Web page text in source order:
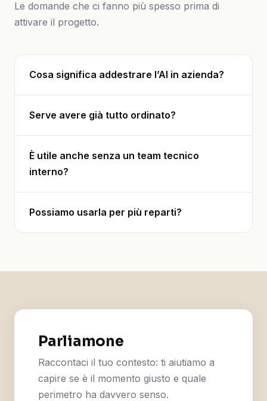
Le domande che ci fanno più spesso prima di
attivare il progetto.
Cosa significa addestrare l’AI in azienda?
Serve avere già tutto ordinato?
È utile anche senza un team tecnico
interno?
Possiamo usarla per più reparti?
Parliamone
Raccontaci il tuo contesto: ti aiutiamo a
capire se è il momento giusto e quale
perimetro ha davvero senso.